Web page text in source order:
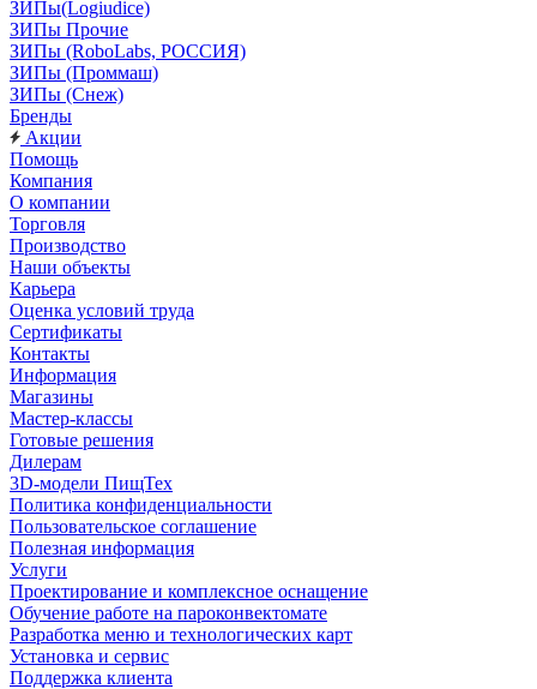
ЗИПы(Logiudice)
ЗИПы Прочие
ЗИПы (RoboLabs, РОССИЯ)
ЗИПы (Проммаш)
ЗИПы (Снеж)
Бренды
Акции
Помощь
Компания
О компании
Торговля
Производство
Наши объекты
Карьера
Оценка условий труда
Сертификаты
Контакты
Информация
Магазины
Мастер-классы
Готовые решения
Дилерам
3D-модели ПищТех
Политика конфиденциальности
Пользовательское соглашение
Полезная информация
Услуги
Проектирование и комплексное оснащение
Обучение работе на пароконвектомате
Разработка меню и технологических карт
Установка и сервис
Поддержка клиента